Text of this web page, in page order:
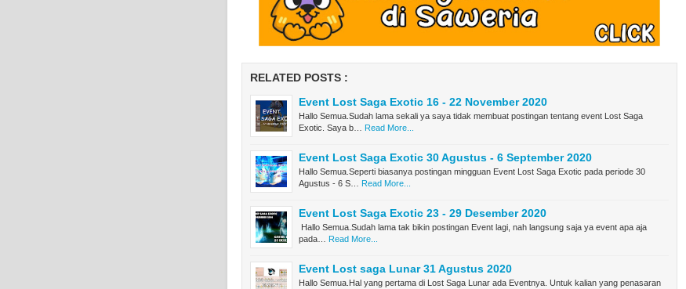
RELATED POSTS :
Event Lost Saga Exotic 16 - 22 November 2020
Hallo Semua.Sudah lama sekali ya saya tidak membuat postingan tentang event Lost Saga
Exotic. Saya b… Read More...
Event Lost Saga Exotic 30 Agustus - 6 September 2020
Hallo Semua.Seperti biasanya postingan mingguan Event Lost Saga Exotic pada periode 30
Agustus - 6 S… Read More...
Event Lost Saga Exotic 23 - 29 Desember 2020
Hallo Semua.Sudah lama tak bikin postingan Event lagi, nah langsung saja ya event apa aja
pada… Read More...
Event Lost saga Lunar 31 Agustus 2020
Hallo Semua.Hal yang pertama di Lost Saga Lunar ada Eventnya. Untuk kalian yang penasaran